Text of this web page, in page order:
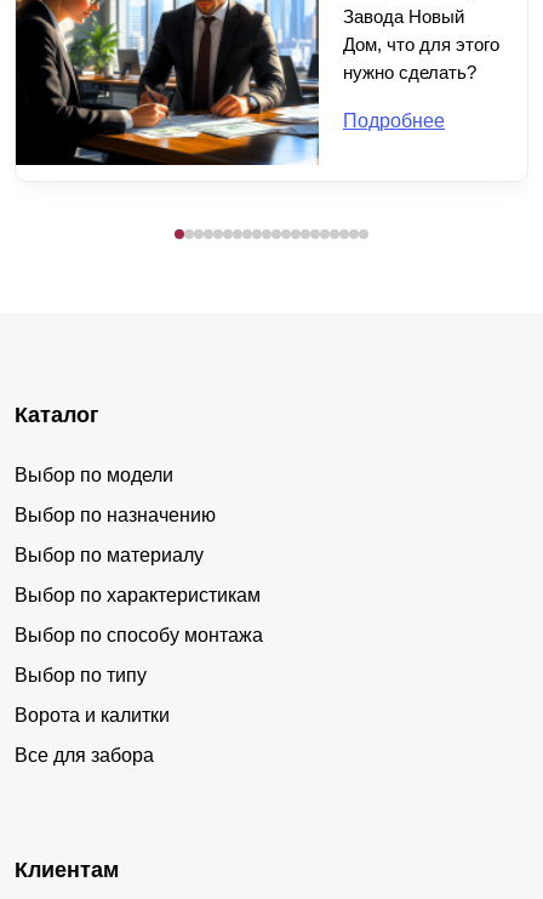
Завода Новый
Дом, что для этого
нужно сделать?
Подробнее
Каталог
Выбор по модели
Выбор по назначению
Выбор по материалу
Выбор по характеристикам
Выбор по способу монтажа
Выбор по типу
Ворота и калитки
Все для забора
Клиентам